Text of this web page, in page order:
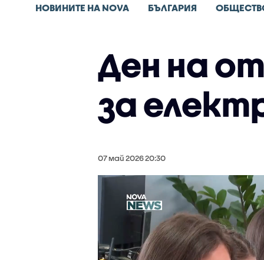
НОВИНИТЕ НА NOVA БЪЛГАРИЯ
Ден на
за
07 май 2026 20:30